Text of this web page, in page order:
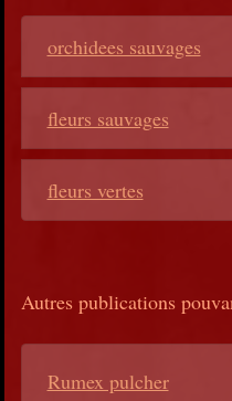
orchidees sauvages
fleurs sauvages
fleurs vertes
Autres publications
Rumex pulcher